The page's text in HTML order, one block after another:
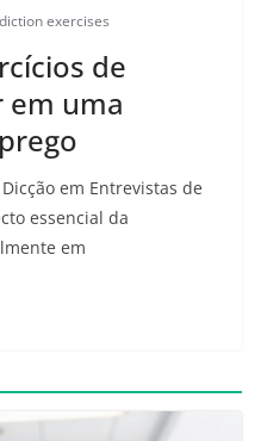
diction exercises
de
em uma
em Entrevistas de
essencial da
em